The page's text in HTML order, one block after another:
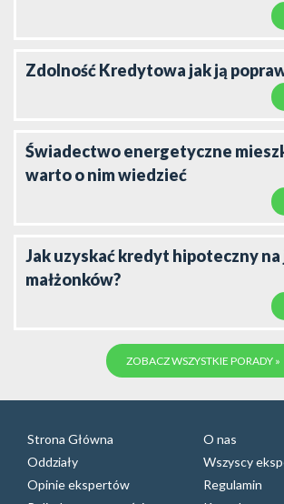
Zdolność Kredytowa jak ją
Świadectwo energetyczne
warto o nim wiedzieć
Jak uzyskać kredyt hipoteczny
małżonków?
ZOBACZ WSZYSTKIE PORADY »
Strona Główna
O nas
Oddziały
Wszyscy
Opinie ekspertów
Regulamin